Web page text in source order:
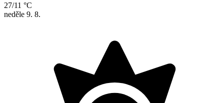
27/11 °C
neděle 9. 8.